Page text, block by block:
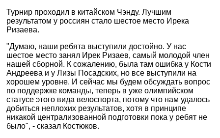
Турнир проходил в китайском Чэнду. Лучшим
результатом у россиян стало шестое место Ирека
Ризаева.
"Думаю, наши ребята выступили достойно. У нас
шестое место занял Ирек Ризаев, самый молодой член
нашей сборной. К сожалению, была там ошибка у Кости
Андреева и у Лизы Посадских, но все выступили на
хорошем уровне. И сейчас мы будем обсуждать вопрос
по поддержке команды, теперь в уже олимпийском
статусе этого вида велоспорта, потому что нам удалось
добиться неплохих результатов, хотя в принципе
никакой централизованной подготовки пока у ребят не
было", - сказал Костюков.